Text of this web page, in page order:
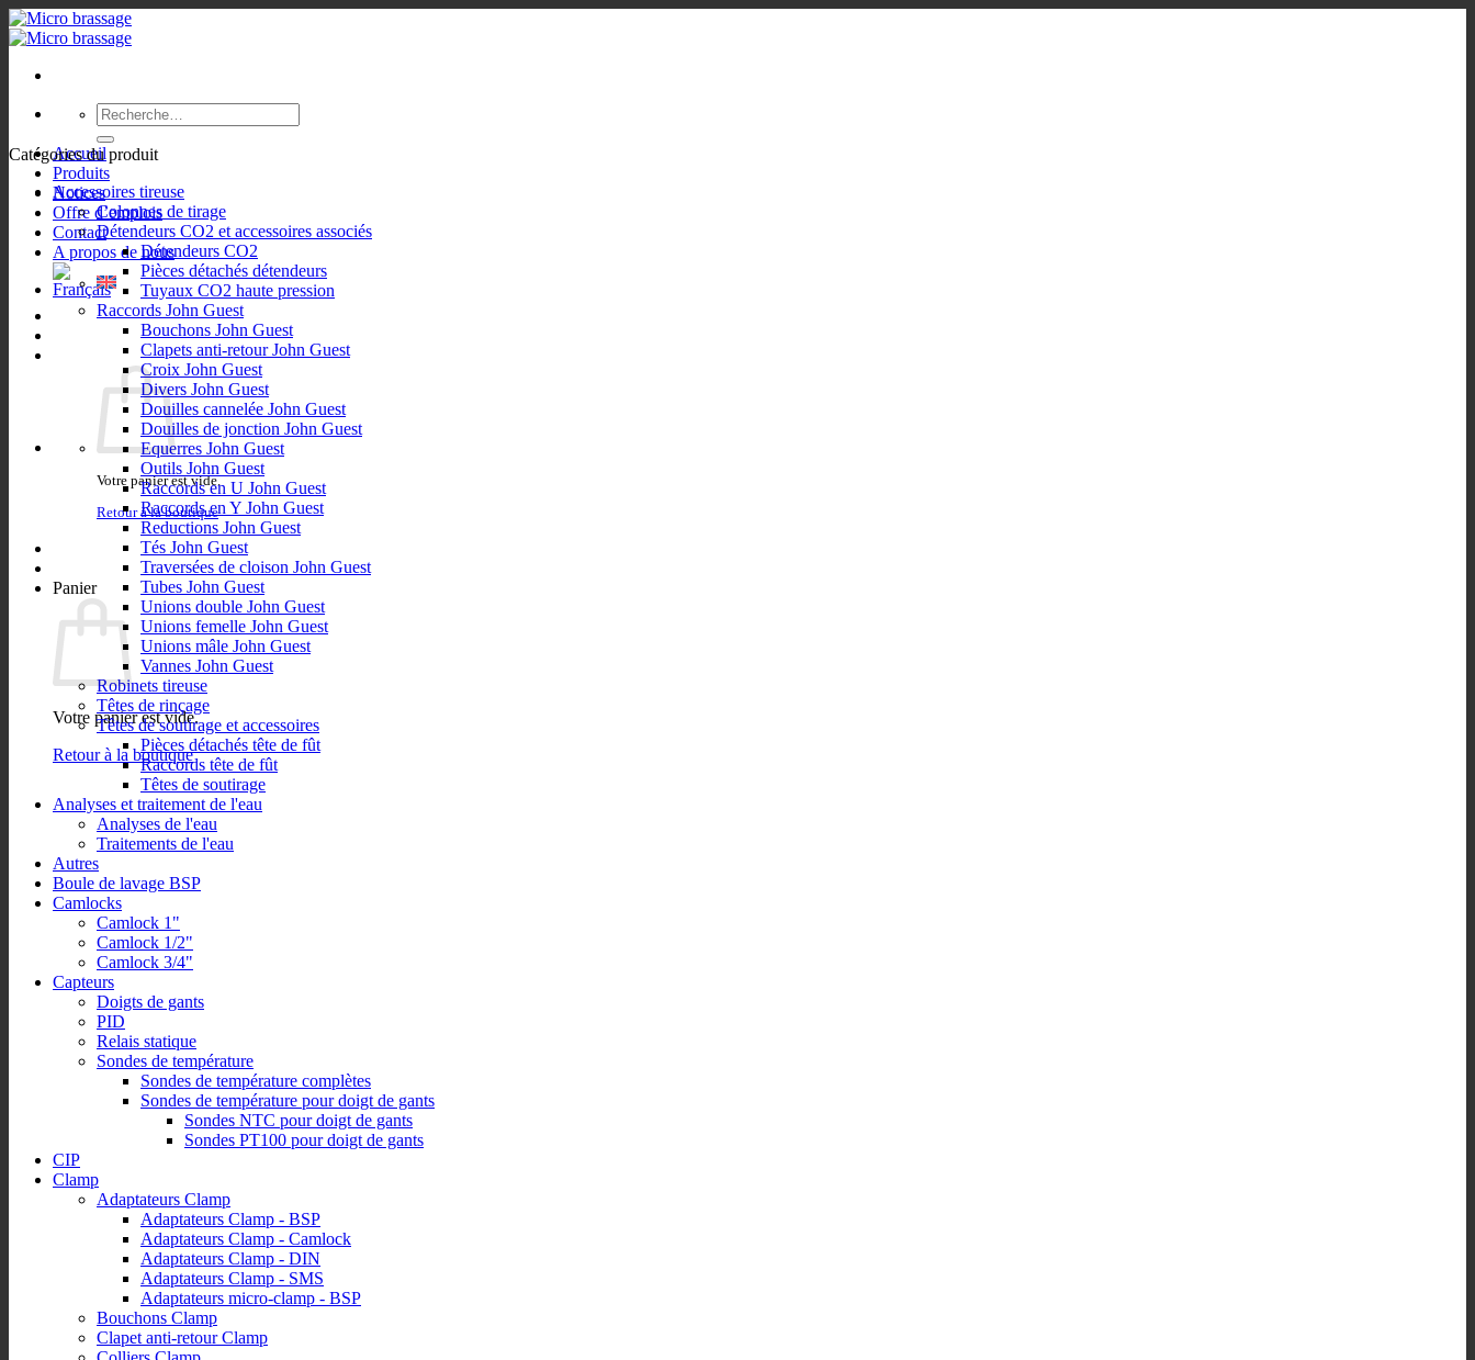
Passer
au
Recherche
pour :
Accueil
Produits
Notices
Offre d’emplois
Contact
A propos de nous
Votre panier est vide.
Retour à la boutique
Panier
Votre panier est vide.
Retour à la boutique
Catégories du produit
Accessoires tireuse
Colonnes de tirage
Détendeurs CO2 et accessoires associés
Détendeurs CO2
Pièces détachés détendeurs
Tuyaux CO2 haute pression
Raccords John Guest
Bouchons John Guest
Clapets anti-retour John Guest
Croix John Guest
Divers John Guest
Douilles cannelée John Guest
Douilles de jonction John Guest
Equerres John Guest
Outils John Guest
Raccords en U John Guest
Raccords en Y John Guest
Reductions John Guest
Tés John Guest
Traversées de cloison John Guest
Tubes John Guest
Unions double John Guest
Unions femelle John Guest
Unions mâle John Guest
Vannes John Guest
Robinets tireuse
Têtes de rinçage
Têtes de soutirage et accessoires
Pièces détachés tête de fût
Raccords tête de fût
Têtes de soutirage
Analyses et traitement de l'eau
Analyses de l'eau
Traitements de l'eau
Autres
Boule de lavage BSP
Camlocks
Camlock 1"
Camlock 1/2"
Camlock 3/4"
Capteurs
Doigts de gants
PID
Relais statique
Sondes de température
Sondes de température complètes
Sondes de température pour doigt de gants
Sondes NTC pour doigt de gants
Sondes PT100 pour doigt de gants
CIP
Clamp
Adaptateurs Clamp
Adaptateurs Clamp - BSP
Adaptateurs Clamp - Camlock
Adaptateurs Clamp - DIN
Adaptateurs Clamp - SMS
Adaptateurs micro-clamp - BSP
Bouchons Clamp
Clapet anti-retour Clamp